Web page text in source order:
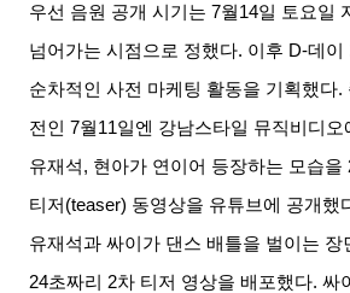
우선 음원 공개 시기는 7월14일 토요일
넘어가는 시점으로 정했다. 이후 D-데이
순차적인 사전 마케팅 활동을 기획했다.
전인
7월11일엔 강남스타일 뮤직비디오
유재석, 현아가 연이어 등장하는 모습을
티저 (teaser) 동영상을 유튜브에 공개했
유재석과 싸이가 댄스 배틀을 벌이는 장
24초짜리 2차 티저 영상을 배포했다.싸